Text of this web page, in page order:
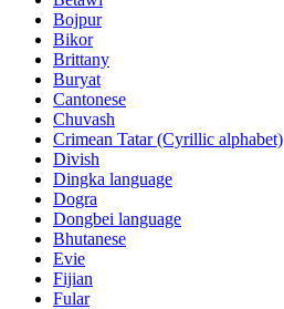
Bojpur
Bikor
Brittany
Buryat
Cantonese
Chuvash
Crimean Tatar (Cyrillic alphabet)
Divish
Dingka language
Dogra
Dongbei language
Bhutanese
Evie
Fijian
Fular